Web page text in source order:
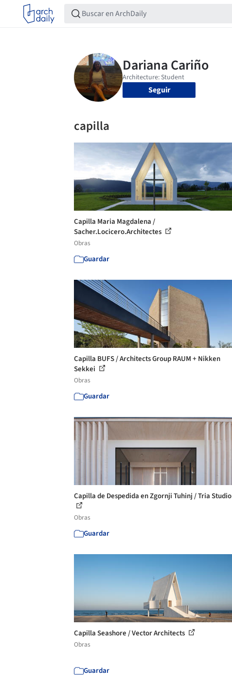
Seguir
capilla
Capilla Maria Magdalena /
Sacher.Locicero.Architectes
Obras
Guardar
Capilla BUFS / Architects Group RAUM + Nikken
Sekkei
Obras
Guardar
Capilla de Despedida en Zgornji Tuhinj / Tria Studio
Obras
Guardar
Capilla Seashore / Vector Architects
Obras
Guardar